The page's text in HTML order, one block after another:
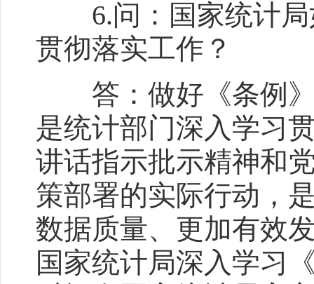
6.问：国家统计局
贯彻落实工作？
答：做好《条例》
是统计部门深入学习
讲话指示批示精神和
策部署的实际行动，
数据质量、更加有效
国家统计局深入学习